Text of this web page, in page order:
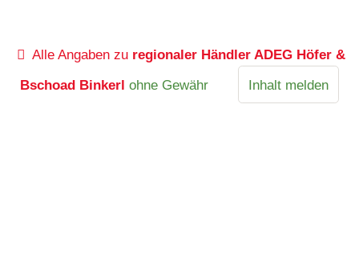
Alle Angaben zu regionaler Händler ADEG Höfer &
Bschoad Binkerl ohne Gewähr Inhalt melden